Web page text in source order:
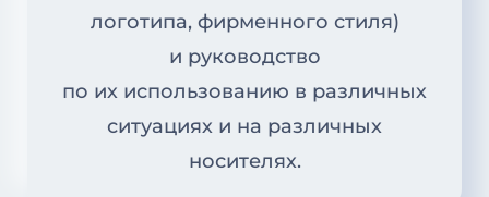
логотипа, фирменного стиля)
и руководство
по их использованию в различных
ситуациях и на различных
носителях.